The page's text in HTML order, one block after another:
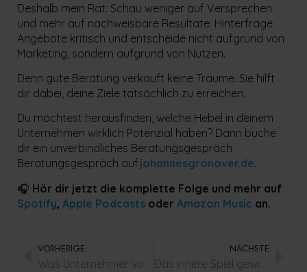
Deshalb mein Rat: Schau weniger auf Versprechen
und mehr auf nachweisbare Resultate. Hinterfrage
Angebote kritisch und entscheide nicht aufgrund von
Marketing, sondern aufgrund von Nutzen.
Denn gute Beratung verkauft keine Träume. Sie hilft
dir dabei, deine Ziele tatsächlich zu erreichen.
Du möchtest herausfinden, welche Hebel in deinem
Unternehmen wirklich Potenzial haben? Dann buche
dir ein unverbindliches Beratungsgespräch
Beratungsgespräch auf johannesgronover.de.
🎧 Hör dir jetzt die komplette Folge und mehr auf
Spotify, Apple Podcasts oder Amazon Music an.
VORHERIGE
Was Unternehmer von Oliver Kahn lernen können: Selbstmotivation, Druck und persönliche Entwicklung
NÄCHSTE
Das innere Spiel gewinnen: Wie Unternehmer Angst in Stärke verwandeln